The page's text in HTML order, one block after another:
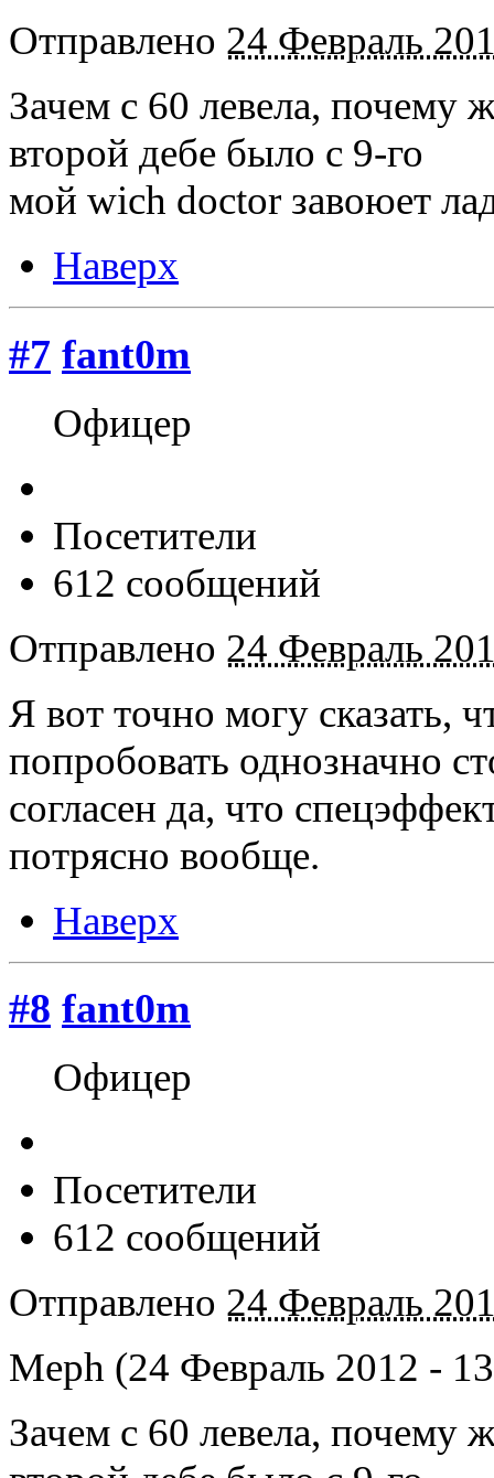
Отправлено 24 Февраль
Зачем с 60 левела, почему
второй дебе было с 9-го
мой wich doctor завоюет
Наверх
#7 fant0m
Офицер
Посетители
612 сообщений
Отправлено 24 Февраль
Я вот точно могу сказать,
попробовать однозначно
согласен да, что
потрясно вообще.
Наверх
#8 fant0m
Офицер
Посетители
612 сообщений
Отправлено 24 Февраль
Meph (24 Февраль 2012 -
Зачем с 60 левела, почему